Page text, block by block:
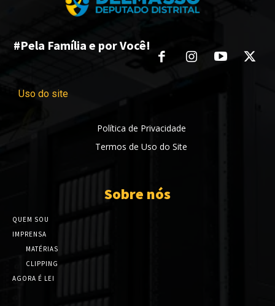
#Pela Família e por Você!
Uso do site
Política de Privacidade
Termos de Uso do Site
Sobre nós
QUEM SOU
IMPRENSA
MATÉRIAS
CLIPPING
AGORA É LEI